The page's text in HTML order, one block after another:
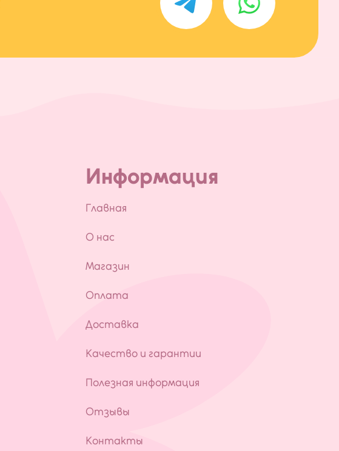
Информация
Главная
О нас
Магазин
Оплата
Доставка
Качество и гарантии
Полезная информация
Отзывы
Контакты